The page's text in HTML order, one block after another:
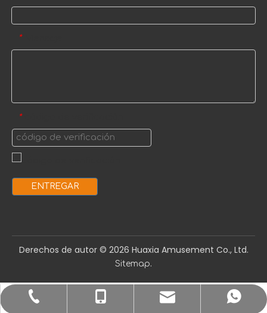
+86-577-67499999
+86-18066498819
sale1@huaxiatoys.com
+8618066498819
*
*
ENTREGAR
Derechos de autor ©️ 2026 Huaxia Amusement Co., Ltd.
Sitemap.